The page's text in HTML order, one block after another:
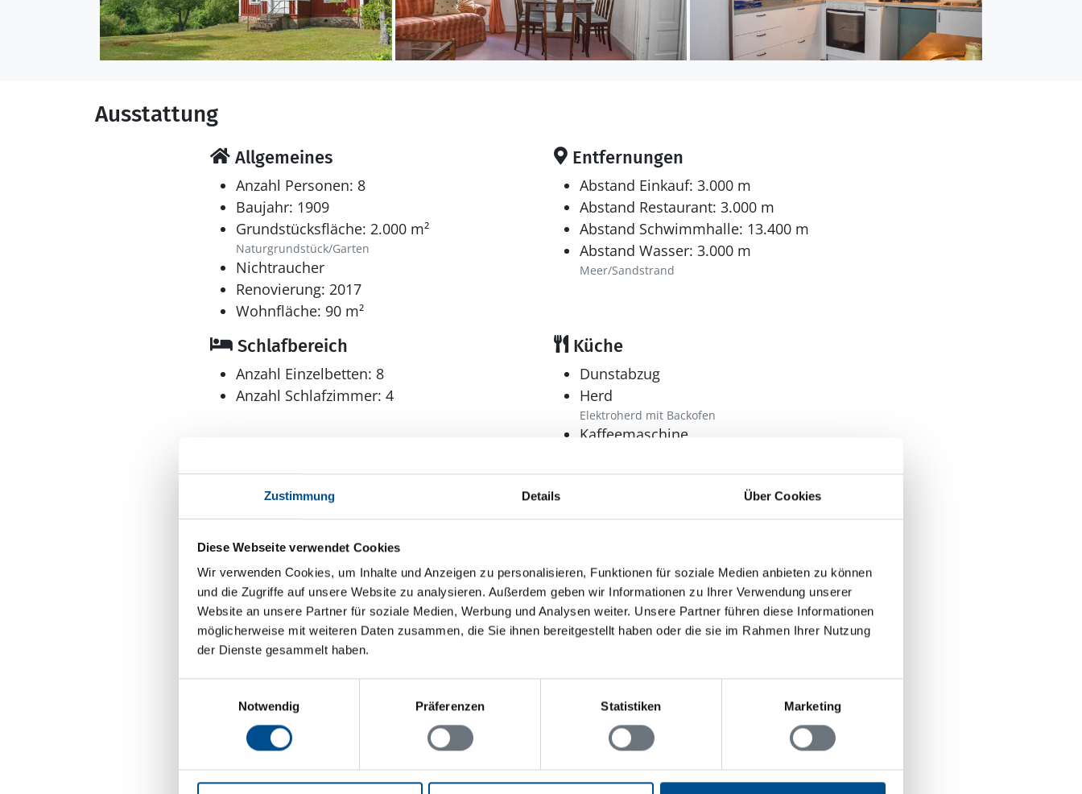
Zustimmung Details Über Cookies
Diese Webseite verwendet Cookies
Wir verwenden Cookies, um Inhalte und Anzeigen zu personalisieren, Funktionen für soziale Medien anbieten zu können
und die Zugriffe auf unsere Website zu analysieren. Außerdem geben wir Informationen zu Ihrer Verwendung unserer
Website an unsere Partner für soziale Medien, Werbung und Analysen weiter. Unsere Partner führen diese Informationen
möglicherweise mit weiteren Daten zusammen, die Sie ihnen bereitgestellt haben oder die sie im Rahmen Ihrer Nutzung
der Dienste gesammelt haben.
Notwendig
Präferenzen Statistiken Marketing
Ausstattung
Allgemeines
Anzahl Personen: 8
Baujahr: 1909
Grundstücksfläche: 2.000 m²
Naturgrundstück/Garten
Nichtraucher
Renovierung: 2017
Wohnfläche: 90 m²
Entfernungen
Abstand Einkauf: 3.000 m
Abstand Restaurant: 3.000 m
Abstand Schwimmhalle: 13.400 m
Abstand Wasser: 3.000 m
Meer/Sandstrand
Schlafbereich
Anzahl Einzelbetten: 8
Anzahl Schlafzimmer: 4
Küche
Dunstabzug
Herd
Elektroherd mit Backofen
Kaffeemaschine
Mikrowelle
Tiefkühlschrank
Bad
Anzahl Duschen: 2
Anzahl Badezimmer: 2
Anzahl Toiletten: 2
Dusche
Internet
WLAN
Aussenbereich
Gartenmöbel
Sonstiges
Haustyp
Ferienhaus
Keine Vermietung an Jugendgruppen
Wärmepumpe